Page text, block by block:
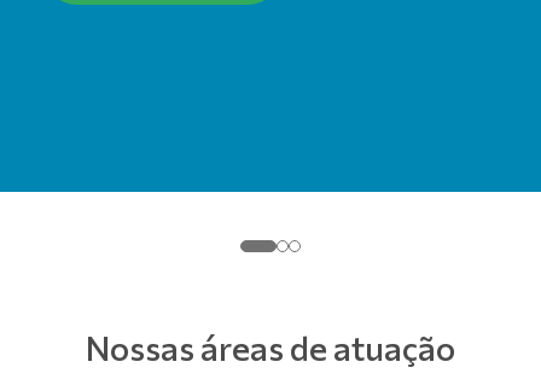
Nossas áreas de atuação